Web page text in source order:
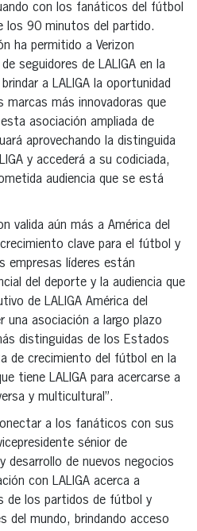
con los fanáticos del fútbol
los 90 minutos del partido.
ha permitido a Verizon
seguidores de LALIGA en la
a LALIGA la oportunidad
marcas más innovadoras que
asociación ampliada de
aprovechando la distinguida
y accederá a su codiciada,
audiencia que se está
valida aún más a América del
clave para el fútbol y
empresas líderes están
del deporte y la audiencia que
de LALIGA América del
una asociación a largo plazo
distinguidas de los Estados
de crecimiento del fútbol en la
tiene LALIGA para acercarse a
y multicultural”.
a los fanáticos con sus
sénior de
desarrollo de nuevos negocios
con LALIGA acerca a
de los partidos de fútbol y
del mundo, brindando acceso